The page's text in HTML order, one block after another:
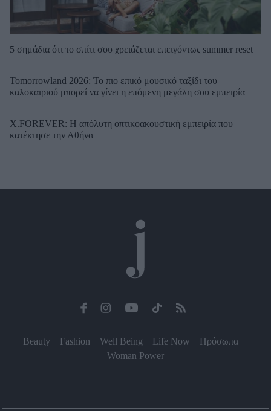
5 σημάδια ότι το σπίτι σου χρειάζεται επειγόντως summer reset
Tomorrowland 2026: Το πιο επικό μουσικό ταξίδι του
καλοκαιριού μπορεί να γίνει η επόμενη μεγάλη σου εμπειρία
X.FOREVER: Η απόλυτη οπτικοακουστική εμπειρία που
κατέκτησε την Αθήνα
Beauty Fashion Well Being Life Now
Πρόσωπα
Woman Power